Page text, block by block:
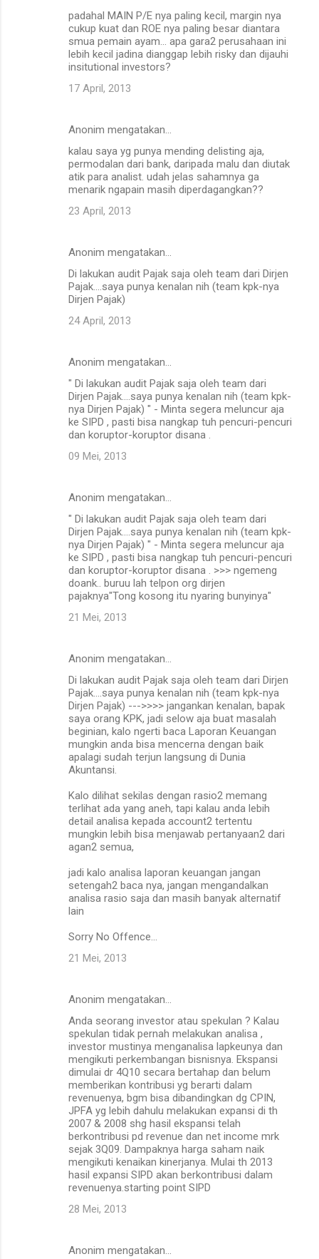
padahal MAIN P/E nya paling kecil, margin nya
cukup kuat dan ROE nya paling besar diantara
smua pemain ayam... apa gara2 perusahaan ini
lebih kecil jadina dianggap lebih risky dan dijauhi
insitutional investors?
17 April, 2013
Anonim mengatakan…
kalau saya yg punya mending delisting aja,
permodalan dari bank, daripada malu dan diutak
atik para analist. udah jelas sahamnya ga
menarik ngapain masih diperdagangkan??
23 April, 2013
Anonim mengatakan…
Di lakukan audit Pajak saja oleh team dari Dirjen
Pajak....saya punya kenalan nih (team kpk-nya
Dirjen Pajak)
24 April, 2013
Anonim mengatakan…
" Di lakukan audit Pajak saja oleh team dari
Dirjen Pajak....saya punya kenalan nih (team kpk-
nya Dirjen Pajak) " - Minta segera meluncur aja
ke SIPD , pasti bisa nangkap tuh pencuri-pencuri
dan koruptor-koruptor disana .
09 Mei, 2013
Anonim mengatakan…
" Di lakukan audit Pajak saja oleh team dari
Dirjen Pajak....saya punya kenalan nih (team kpk-
nya Dirjen Pajak) " - Minta segera meluncur aja
ke SIPD , pasti bisa nangkap tuh pencuri-pencuri
dan koruptor-koruptor disana . >>> ngemeng
doank.. buruu lah telpon org dirjen
pajaknya"Tong kosong itu nyaring bunyinya"
21 Mei, 2013
Anonim mengatakan…
Di lakukan audit Pajak saja oleh team dari Dirjen
Pajak....saya punya kenalan nih (team kpk-nya
Dirjen Pajak) --->>>> jangankan kenalan, bapak
saya orang KPK, jadi selow aja buat masalah
beginian, kalo ngerti baca Laporan Keuangan
mungkin anda bisa mencerna dengan baik
apalagi sudah terjun langsung di Dunia
Akuntansi.
Kalo dilihat sekilas dengan rasio2 memang
terlihat ada yang aneh, tapi kalau anda lebih
detail analisa kepada account2 tertentu
mungkin lebih bisa menjawab pertanyaan2 dari
agan2 semua,
jadi kalo analisa laporan keuangan jangan
setengah2 baca nya, jangan mengandalkan
analisa rasio saja dan masih banyak alternatif
lain
Sorry No Offence...
21 Mei, 2013
Anonim mengatakan…
Anda seorang investor atau spekulan ? Kalau
spekulan tidak pernah melakukan analisa ,
investor mustinya menganalisa lapkeunya dan
mengikuti perkembangan bisnisnya. Ekspansi
dimulai dr 4Q10 secara bertahap dan belum
memberikan kontribusi yg berarti dalam
revenuenya, bgm bisa dibandingkan dg CPIN,
JPFA yg lebih dahulu melakukan expansi di th
2007 & 2008 shg hasil ekspansi telah
berkontribusi pd revenue dan net income mrk
sejak 3Q09. Dampaknya harga saham naik
mengikuti kenaikan kinerjanya. Mulai th 2013
hasil expansi SIPD akan berkontribusi dalam
revenuenya.starting point SIPD
28 Mei, 2013
Anonim mengatakan…